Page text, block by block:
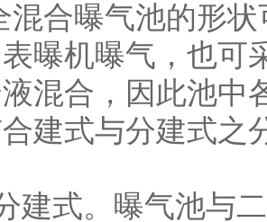
合曝气池的形状
曝机曝气，也可
混合，因此池中
建式与分建式之
建式。曝气池与